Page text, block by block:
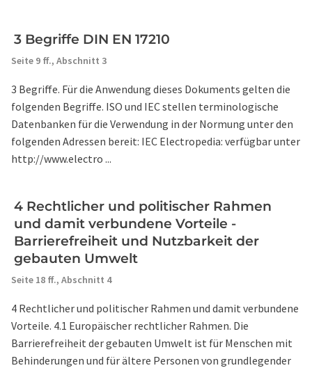
3 Begriffe DIN EN 17210
Seite 9 ff., Abschnitt 3
3 Begriffe. Für die Anwendung dieses Dokuments gelten die
folgenden Begriffe. ISO und IEC stellen terminologische
Datenbanken für die Verwendung in der Normung unter den
folgenden Adressen bereit: IEC Electropedia: verfügbar unter
http://www.electro ...
4 Rechtlicher und politischer Rahmen
und damit verbundene Vorteile -
Barrierefreiheit und Nutzbarkeit der
gebauten Umwelt
Seite 18 ff., Abschnitt 4
4 Rechtlicher und politischer Rahmen und damit verbundene
Vorteile. 4.1 Europäischer rechtlicher Rahmen. Die
Barrierefreiheit der gebauten Umwelt ist für Menschen mit
Behinderungen und für ältere Personen von grundlegender